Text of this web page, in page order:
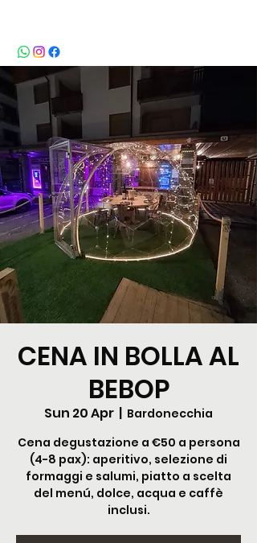
CENA IN BOLLA AL
BEBOP
Sun 20 Apr
  |
Bardonecchia
Cena degustazione a €50 a persona
(4-8 pax): aperitivo, selezione di
formaggi e salumi, piatto a scelta
del menú, dolce, acqua e caffè
inclusi.